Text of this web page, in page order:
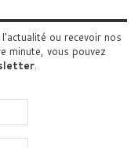
ou recevoir nos
minute, vous pouvez
.